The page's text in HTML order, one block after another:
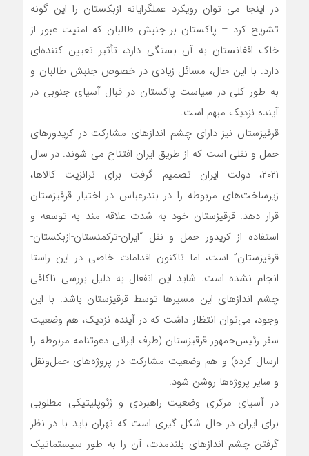
در اینجا می توان رویکرد عملگرایانه ازبکستان را این گونه
تشریح کرد – پاکستان بر جنبش طالبان که امنیت عبور از
خاک افغانستان به آن بستگی دارد، تأثیر تعیین کننده‌ای
دارد. با این حال، مسائل زیادی در خصوص جنبش طالبان و
به طور کلی در سیاست پاکستان در قبال آسیای جنوبی در
آینده نزدیک مبهم است.
قرقیزستان نیز دارای چشم اندازهای مشارکت در کریدورهای
حمل و نقلی است که از طریق ایران افتتاح می شوند. در سال
۲۰۲۱، دولت ایران تصمیم گرفت برای ترانزیت کالاها،
زیرساخت‌های مربوطه را در بندرعباس در اختیار قرقیزستان
قرار دهد. قرقیزستان خود به شدت علاقه مند به توسعه و
استفاده از کریدور حمل و نقل “ایران-ترکمنستان-ازبکستان-
قرقیزستان” است، اما تاکنون اقدامات خاصی در این راستا
انجام نشده است. شاید این انفعال به دلیل بررسی ناکافی
چشم اندازهای این مسیرها توسط قرقیزستان باشد. با این
وجود، می‌توان انتظار داشت که در آینده نزدیک، هم وضعیت
سفر رئیس‌جمهور قرقیزستان (طرف ایرانی دعوتنامه مربوطه را
ارسال کرده) و هم وضعیت مشارکت در پروژه‌های حمل‌ونقل
و سایر پروژه‌ها روشن شود.
در آسیای مرکزی وضعیت راهبردی و ژئوپلیتیکی مطلوبی
برای ایران در حال شکل گیری است که تهران باید با در نظر
گرفتن چشم اندازهای بلندمدت، آن را به طور سیستماتیک